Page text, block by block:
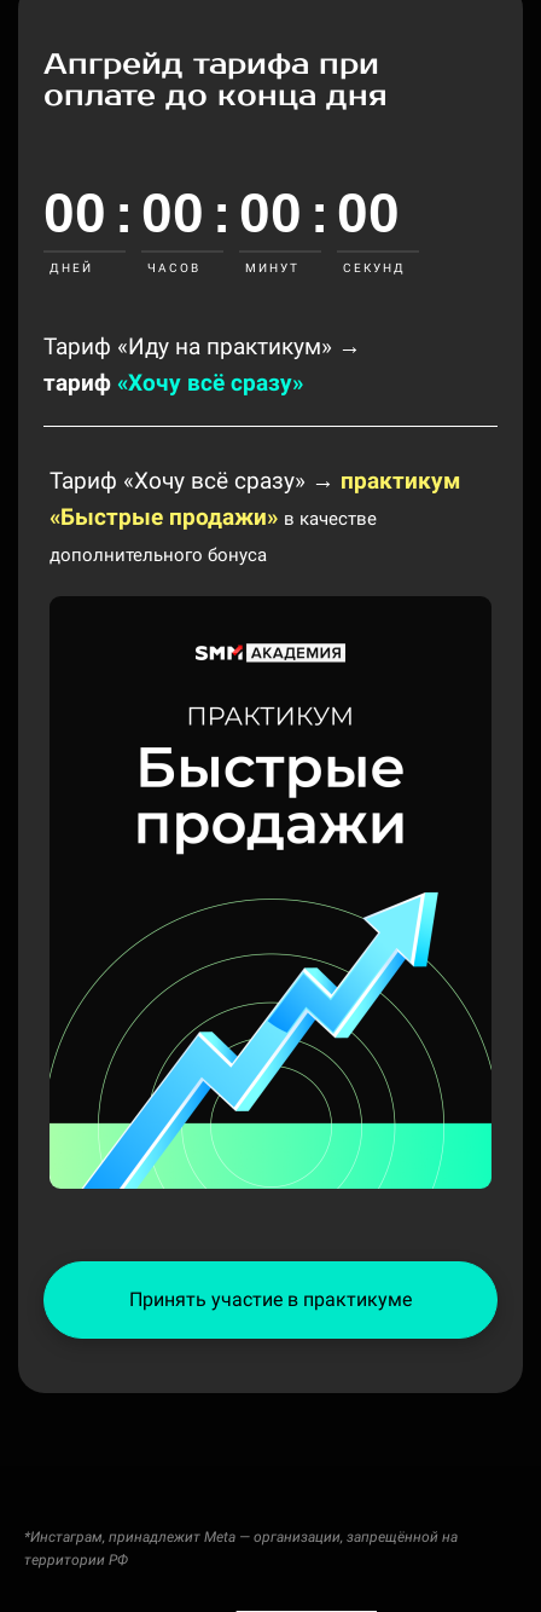
Апгрейд тарифа при
оплате до конца дня
00:
ДНЕЙ
00:
ЧАСОВ
00:
МИНУТ
00
СЕКУНД
Тариф «Иду на практикум» →
тариф «Хочу всё сразу»
Тариф «Хочу всё сразу» → практикум
«Быстрые продажи» в качестве
дополнительного бонуса
Принять участие в практикуме
*Инстаграм, принадлежит Meta — организации, запрещённой на
территории РФ